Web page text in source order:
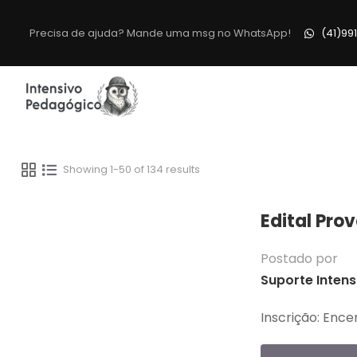
Precisa de ajuda? Mande uma msg no WhatsApp!
Showing 1-50 of 134 results
Edital
Postado por
Suporte
Inscrição: